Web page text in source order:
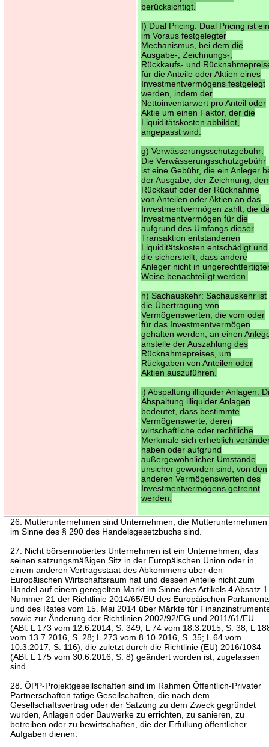
berücksichtigt.
f) Dual Pricing: Dual Pricing ist
im Voraus festgelegter
Mechanismus, bei dem die
Ausgabe-, Zeichnungs-,
Rückkaufs- und
für die Anteile oder Aktien eines
Investmentvermögens festgelegt
werden, indem der
Nettoinventarwert pro Anteil oder
Aktie um einen Faktor, der die
Liquiditätskosten abbildet,
angepasst wird.
g) Verwässerungsschutzgebühr:
Die Verwässerungsschutzgebühr
ist eine Gebühr, die ein Anleger
der Ausgabe, der Zeichnung,
Rückkauf oder der Rücknahme
von Anteilen oder Aktien an das
Investmentvermögen zahlt, die
Investmentvermögen für die
aufgrund des Umfangs dieser
Transaktion entstandenen
Liquiditätskosten entschädigt und
die sicherstellt, dass andere
Anleger nicht in
Weise benachteiligt werden.
h) Sachauskehr: Sachauskehr ist
die Übertragung von
Vermögenswerten, die vom oder
für das Investmentvermögen
gehalten werden, an einen
anstelle der Auszahlung des
Rücknahmepreises, um
Rückgaben von Anteilen oder
Aktien auszuführen.
i) Abspaltung illiquider Anlagen:
Abspaltung illiquider Anlagen
bedeutet, dass bestimmte
Vermögenswerte, deren
wirtschaftliche oder rechtliche
Merkmale sich erheblich
haben oder aufgrund
außergewöhnlicher Umstände
unsicher geworden sind, von den
anderen Vermögenswerten des
Investmentvermögens getrennt
werden.
26. Mutterunternehmen sind Unternehmen, die Mutterunternehmen
im Sinne des § 290 des Handelsgesetzbuchs sind.
27. Nicht börsennotiertes Unternehmen ist ein Unternehmen, das
seinen satzungsmäßigen Sitz in der Europäischen Union oder in
einem anderen Vertragsstaat des Abkommens über den
Europäischen Wirtschaftsraum hat und dessen Anteile nicht zum
Handel auf einem geregelten Markt im Sinne des Artikels 4 Absatz 1
Nummer 21 der Richtlinie 2014/65/EU des Europäischen
und des Rates vom 15. Mai 2014 über Märkte für
sowie zur Änderung der Richtlinien 2002/92/EG und 2011/61/EU
(ABl. L 173 vom 12.6.2014, S. 349; L 74 vom 18.3.2015, S. 38; L
vom 13.7.2016, S. 28; L 273 vom 8.10.2016, S. 35; L 64 vom
10.3.2017, S. 116), die zuletzt durch die Richtlinie (EU) 2016/1034
(ABl. L 175 vom 30.6.2016, S. 8) geändert worden ist, zugelassen
sind.
28. ÖPP-Projektgesellschaften sind im Rahmen Öffentlich-Privater
Partnerschaften tätige Gesellschaften, die nach dem
Gesellschaftsvertrag oder der Satzung zu dem Zweck gegründet
wurden, Anlagen oder Bauwerke zu errichten, zu sanieren, zu
betreiben oder zu bewirtschaften, die der Erfüllung öffentlicher
Aufgaben dienen.